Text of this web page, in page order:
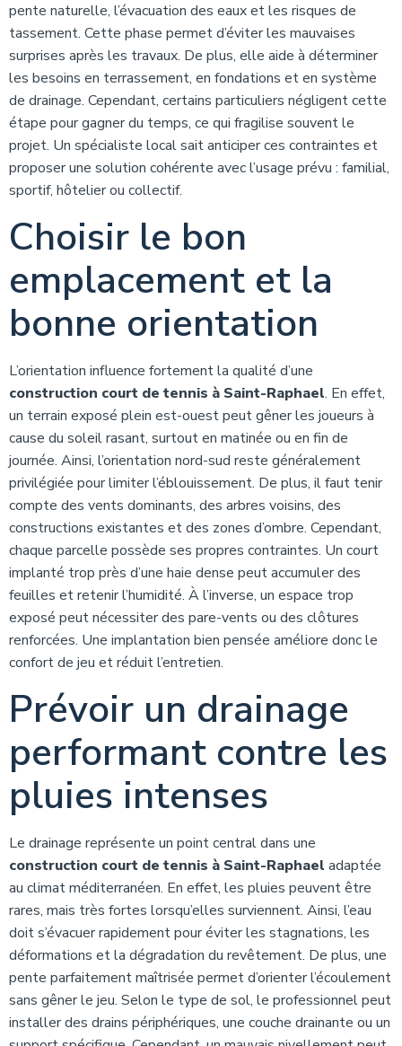
pente naturelle, l’évacuation des eaux et les risques de
tassement. Cette phase permet d’éviter les mauvaises
surprises après les travaux. De plus, elle aide à déterminer
les besoins en terrassement, en fondations et en système
de drainage. Cependant, certains particuliers négligent cette
étape pour gagner du temps, ce qui fragilise souvent le
projet. Un spécialiste local sait anticiper ces contraintes et
proposer une solution cohérente avec l’usage prévu : familial,
sportif, hôtelier ou collectif.
Choisir le bon
emplacement et la
bonne orientation
L’orientation influence fortement la qualité d’une
construction court de tennis à Saint-Raphael. En effet,
un terrain exposé plein est-ouest peut gêner les joueurs à
cause du soleil rasant, surtout en matinée ou en fin de
journée. Ainsi, l’orientation nord-sud reste généralement
privilégiée pour limiter l’éblouissement. De plus, il faut tenir
compte des vents dominants, des arbres voisins, des
constructions existantes et des zones d’ombre. Cependant,
chaque parcelle possède ses propres contraintes. Un court
implanté trop près d’une haie dense peut accumuler des
feuilles et retenir l’humidité. À l’inverse, un espace trop
exposé peut nécessiter des pare-vents ou des clôtures
renforcées. Une implantation bien pensée améliore donc le
confort de jeu et réduit l’entretien.
Prévoir un drainage
performant contre les
pluies intenses
Le drainage représente un point central dans une
construction court de tennis à Saint-Raphael adaptée
au climat méditerranéen. En effet, les pluies peuvent être
rares, mais très fortes lorsqu’elles surviennent. Ainsi, l’eau
doit s’évacuer rapidement pour éviter les stagnations, les
déformations et la dégradation du revêtement. De plus, une
pente parfaitement maîtrisée permet d’orienter l’écoulement
sans gêner le jeu. Selon le type de sol, le professionnel peut
installer des drains périphériques, une couche drainante ou un